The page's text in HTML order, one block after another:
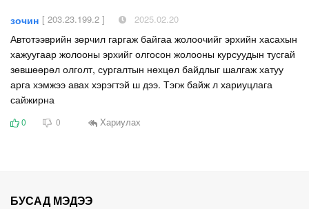
зочин [ 203.23.199.2 ] 2025.02.20
Автотээврийн зөрчил гаргаж байгаа жолоочийг эрхийн хасахын
хажуугаар жолооны эрхийг олгосон жолооны курсуудын тусгай
зөвшөөрөл олголт, сургалтын нөхцөл байдлыг шалгаж хатуу
арга хэмжээ авах хэрэгтэй ш дээ. Тэгж байж л хариуцлага
сайжирна
0 0 Хариулах
БУСАД МЭДЭЭ